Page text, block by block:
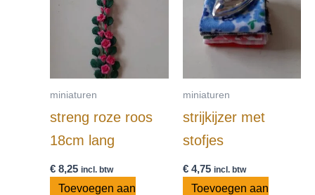
miniaturen
streng roze roos
18cm lang
€ 8,25 incl. btw
Toevoegen aan
miniaturen
strijkijzer met
stofjes
€4,75 incl. btw
Toevoegen aan